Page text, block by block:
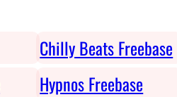
Chilly Beats Freebase
Hypnos Freebase